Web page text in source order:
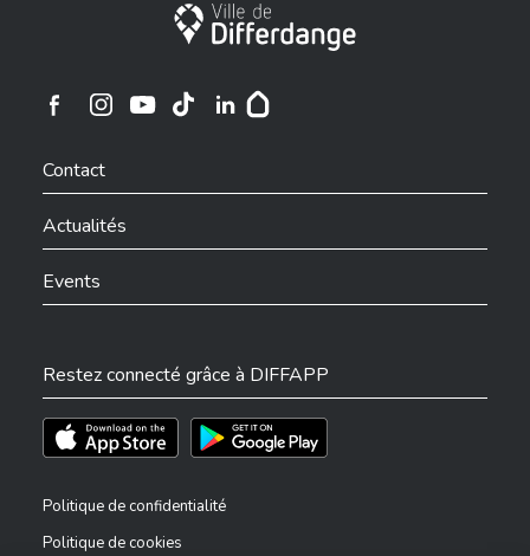
Ville de Differdange
Ville de Differdange sur Instagram
Contact
Actualités
Events
Restez connecté grâce à DIFFAPP
Téléchargez l'app sur l'App StoreTéléchargez l'app sur Play Store
Politique de confidentialité
Politique de cookies